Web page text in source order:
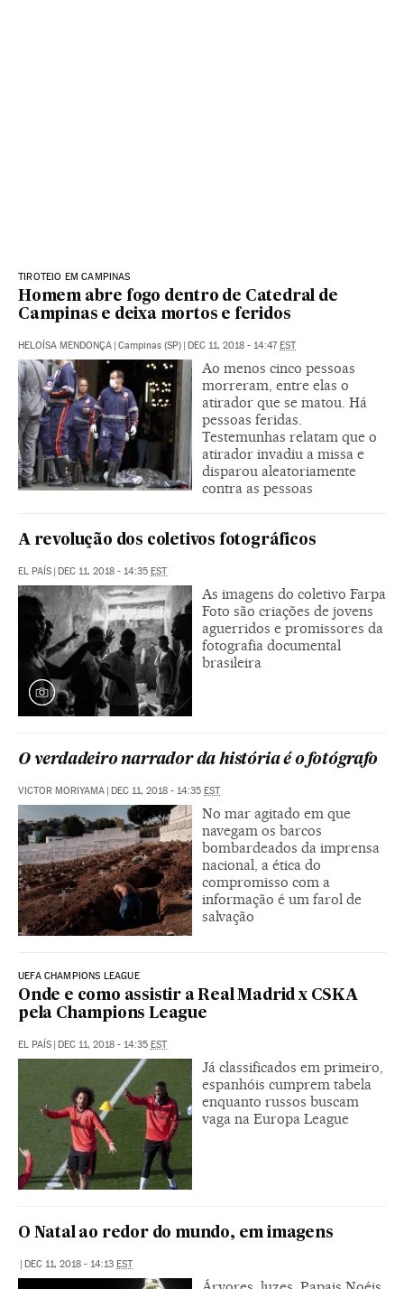
TIROTEIO EM CAMPINAS
Homem abre fogo dentro de Catedral de
Campinas e deixa mortos e feridos
HELOÍSA MENDONÇA | Campinas (SP) | DEC 11, 2018 - 14:47EST
Ao menos cinco pessoas
morreram, entre elas o
atirador que se matou. Há
pessoas feridas.
Testemunhas relatam que o
atirador invadiu a missa e
disparou aleatoriamente
contra as pessoas
A revolução dos coletivos fotográficos
EL PAÍS | DEC 11, 2018 - 14:35 EST
As imagens do coletivo Farpa
Foto são criações de jovens
aguerridos e promissores da
fotografia documental
brasileira
O verdadeiro narrador da história é o fotógrafo
VICTOR MORIYAMA | DEC 11, 2018 - 14:35 EST
No mar agitado em que
navegam os barcos
bombardeados da imprensa
nacional, a ética do
compromisso com a
informação é um farol de
salvação
UEFA CHAMPIONS LEAGUE
Onde e como assistir a Real Madrid x CSKA
pela Champions League
EL PAÍS | DEC 11, 2018 - 14:35 EST
Já classificados em primeiro,
espanhóis cumprem tabela
enquanto russos buscam
vaga na Europa League
O Natal ao redor do mundo, em imagens
| DEC 11, 2018 - 14:13 EST